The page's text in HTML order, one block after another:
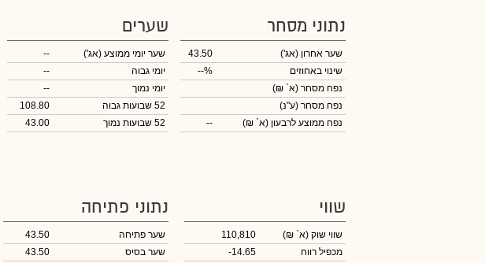
נתוני מסחר
שער אחרון (אג')
43.50
שינוי באחוזים
--%
נפח מסחר (א` ₪)
נפח מסחר (ע"נ)
נפח ממוצע לרבעון (א` ₪)
--
שערים
שער יומי ממוצע (אג')
--
יומי גבוה
--
יומי נמוך
--
52 שבועות גבוה
108.80
52 שבועות נמוך
43.00
שווי
שווי שוק (א` ₪)
110,810
מכפיל רווח
-14.65
נתוני פתיחה
שער פתיחה
43.50
שער בסיס
43.50